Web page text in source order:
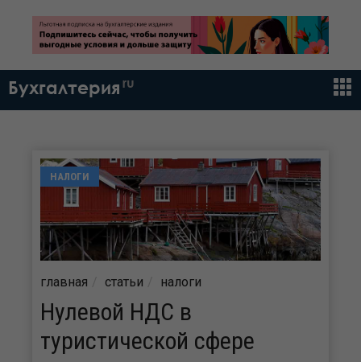
Бухгалтерия ru
НАЛОГИ
главная статьи налоги
Нулевой НДС в
туристической сфере